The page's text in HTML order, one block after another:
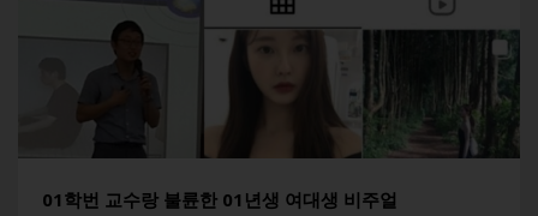
01학번 교수랑 불륜한 01년생 여대생 비주얼